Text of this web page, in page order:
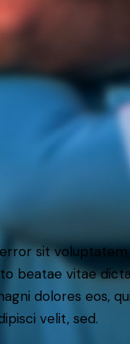
sit
beatae vitae
dolores eos,
velit, sed.